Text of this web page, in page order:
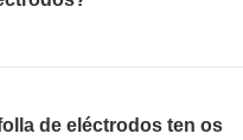
de eléctrodos ten os